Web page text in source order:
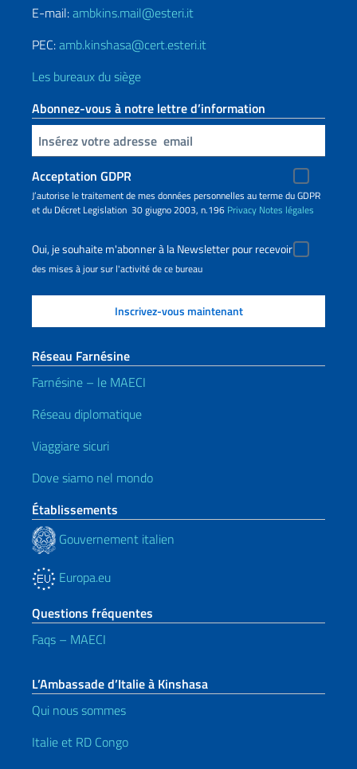
E-mail:ambkins.mail@esteri.it
PEC:amb.kinshasa@cert.esteri.it
Les bureaux du siège
Abonnez-vous à notre lettre d’information
Insert your email
Acceptation GDPR
J’autorise le traitement de mes données personnelles au terme du GDPR
et du Décret Legislation 30 giugno 2003, n.196 Privacy Notes légales
Oui, je souhaite m'abonner à la Newsletter pour recevoir
des mises à jour sur l'activité de ce bureau
Réseau Farnésine
Farnésine – le MAECI
Réseau diplomatique
Viaggiare sicuri
Dove siamo nel mondo
Établissements
Gouvernement italien
Europa.eu
Questions fréquentes
Faqs – MAECI
L’Ambassade d’Italie à Kinshasa
Qui nous sommes
Italie et RD Congo